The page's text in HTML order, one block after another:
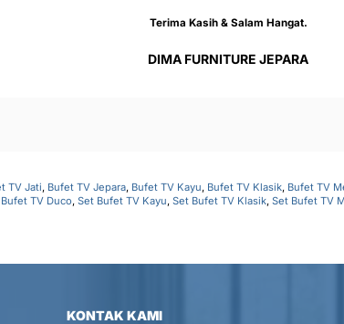
Terima Kasih & Salam Hangat.
DIMA FURNITURE JEPARA
TV Jati, Bufet TV Jepara, Bufet TV Kayu, Bufet TV Klasik, Bufet TV
TV Duco, Set Bufet TV Kayu, Set Bufet TV Klasik, Set Bufet TV
KONTAK KAMI